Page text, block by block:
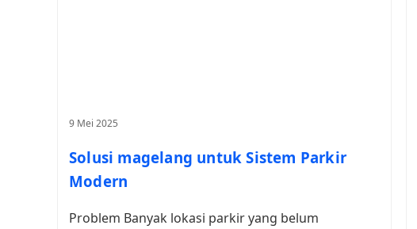
9 Mei 2025
Solusi magelang untuk Sistem Parkir
Modern
Problem Banyak lokasi parkir yang belum